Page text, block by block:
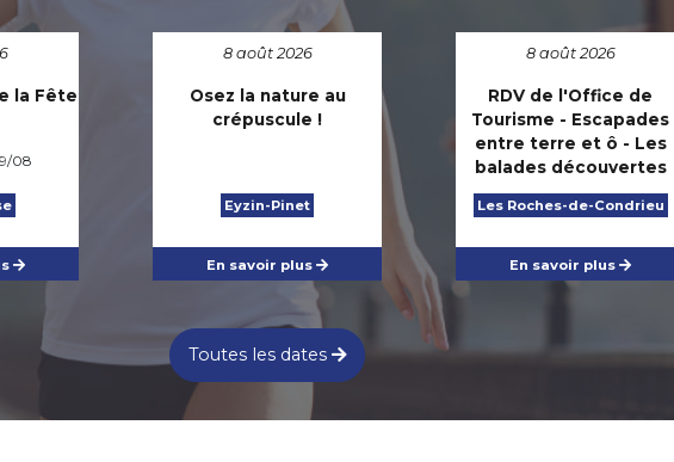
la Fête
08
8 août 2026
Osez la nature au
crépuscule !
Eyzin-Pinet
En savoir plus
8 août 2026
RDV de l'Office de
Tourisme - Escapades
entre terre et ô - Les
balades découvertes
Les Roches-de-Condrieu
En savoir plus
Toutes les dates